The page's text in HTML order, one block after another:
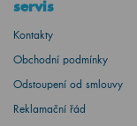
servis
Kontakty
Obchodní podmínky
Odstoupení od smlouvy
Reklamační řád